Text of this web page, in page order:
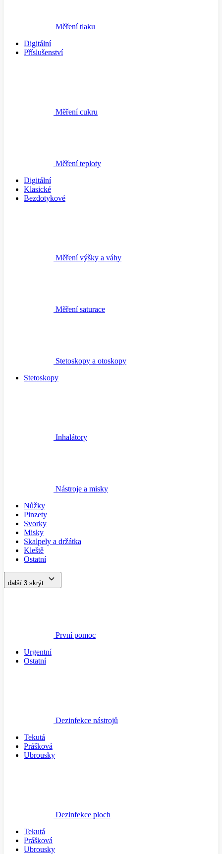
Měření tlaku
Digitální
Příslušenství
Měření cukru
Měření teploty
Digitální
Klasické
Bezdotykové
Měření výšky a váhy
Měření saturace
Stetoskopy a otoskopy
Stetoskopy
Inhalátory
Nástroje a misky
Nůžky
Pinzety
Svorky
Misky
Skalpely a držátka
Kleště
Ostatní
další 3 skrýt
První pomoc
Urgentní
Ostatní
Dezinfekce nástrojů
Tekutá
Prášková
Ubrousky
Dezinfekce ploch
Tekutá
Prášková
Ubrousky